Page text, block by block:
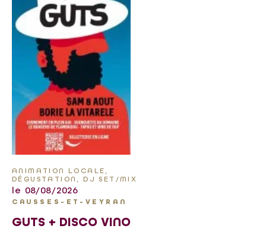
ANIMATION LOCALE,
DÉGUSTATION, DJ SET/MIX
le 08/08/2026
CAUSSES-ET-VEYRAN
GUTS + DISCO VINO